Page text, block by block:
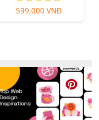
599,000 VNĐ